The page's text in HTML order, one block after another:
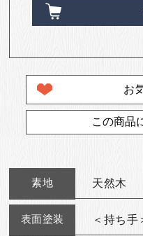
お
この商品
素地 天然木
表面塗装 ＜持ち